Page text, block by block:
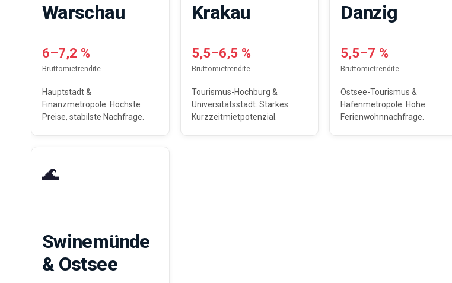
Warschau
6–7,2 %
Bruttomietrendite
Hauptstadt &
Finanzmetropole. Höchste
Preise, stabilste Nachfrage.
Krakau
5,5–6,5 %
Bruttomietrendite
Tourismus-Hochburg &
Universitätsstadt. Starkes
Kurzzeitmietpotenzial.
Danzig
5,5–7 %
Bruttomietrendite
Ostsee-Tourismus &
Hafenmetropole. Hohe
Ferienwohnnachfrage.
🌊
Swinemünde
& Ostsee